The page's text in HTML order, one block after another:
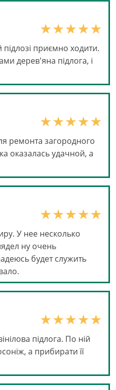
підлозі приємно ходити.
дерев'яна підлога, і
ремонта загородного
оказалась удачной, а
У нее несколько
ну очень
будет служить
підлога. По ній
а прибирати її